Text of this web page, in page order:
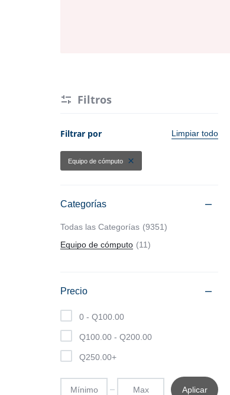
Ver más categorías
Ver más categorías
Filtros
Filtrar por Limpiar todo
Equipo de cómputo
Categorías
Todas las Categorías
9351
Equipo de cómputo
11
Precio
0 - Q100.00
Q100.00 - Q200.00
Q250.00+
Aplicar